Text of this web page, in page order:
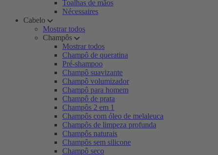
Toalhas de mãos
Nécessaires
Cabelo
Mostrar todos
Champôs
Mostrar todos
Champô de queratina
Pré-shampoo
Champô suavizante
Champô volumizador
Champô para homem
Champô de prata
Champôs 2 em 1
Champôs com óleo de melaleuca
Champôs de limpeza profunda
Champôs naturais
Champôs sem silicone
Champô seco